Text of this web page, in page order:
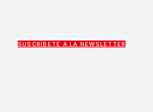
SUSCRÍBETE A LA NEWSLETTER